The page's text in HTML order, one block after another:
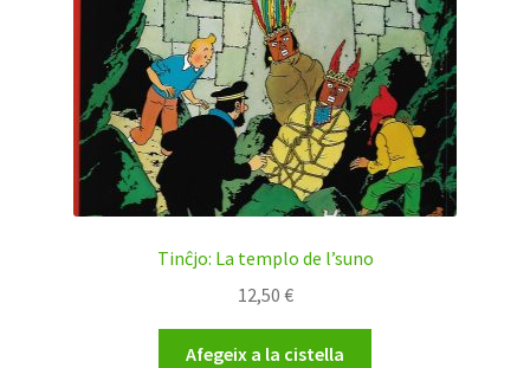
Tinĉjo: La templo de l’suno
12,50 €
Afegeix a la cistella